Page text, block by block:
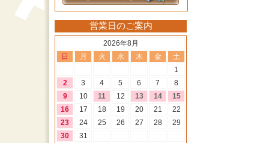
営業日のご案内
2026年8月
日
月 火 水 木 金
土
1
2
3 4 5 6 7
8
9
10 11 12 13 14
15
16
17 18 19 20 21
22
23
24 25 26 27 28
29
30
31